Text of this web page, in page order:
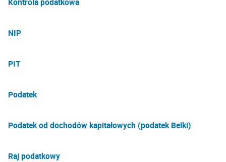
NIP
PIT
Podatek
Podatek od dochodów kapitałowych (podatek Belki)
Raj podatkowy